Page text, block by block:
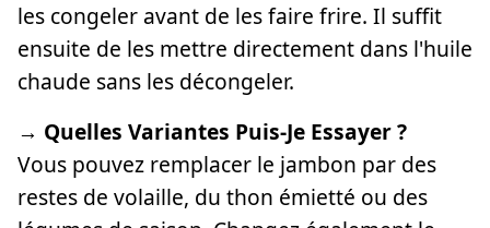
les congeler avant de les faire frire. Il suffit
ensuite de les mettre directement dans l'huile
chaude sans les décongeler.
→ Quelles Variantes Puis-Je Essayer ?
Vous pouvez remplacer le jambon par des
restes de volaille, du thon émietté ou des